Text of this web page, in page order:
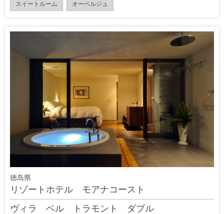
スイートルーム オーベルジュ
徳岛県
リゾートホテル モアナコースト
ヴィラ ベル トラモント ダブル